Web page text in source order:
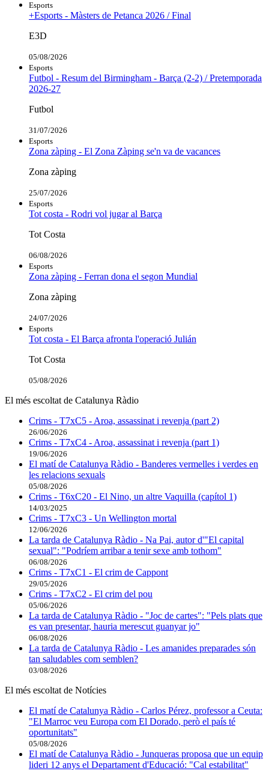
Esports
+Esports - Màsters de Petanca 2026 / Final
E3D
05/08/2026
Esports
Futbol - Resum del Birmingham - Barça (2-2) / Pretemporada
2026-27
Futbol
31/07/2026
Esports
Zona zàping - El Zona Zàping se'n va de vacances
Zona zàping
25/07/2026
Esports
Tot costa - Rodri vol jugar al Barça
Tot Costa
06/08/2026
Esports
Zona zàping - Ferran dona el segon Mundial
Zona zàping
24/07/2026
Esports
Tot costa - El Barça afronta l'operació Julián
Tot Costa
05/08/2026
El més escoltat de Catalunya Ràdio
Crims - T7xC5 - Aroa, assassinat i revenja (part 2)
26/06/2026
Crims - T7xC4 - Aroa, assassinat i revenja (part 1)
19/06/2026
El matí de Catalunya Ràdio - Banderes vermelles i verdes en
les relacions sexuals
05/08/2026
Crims - T6xC20 - El Nino, un altre Vaquilla (capítol 1)
14/03/2025
Crims - T7xC3 - Un Wellington mortal
12/06/2026
La tarda de Catalunya Ràdio - Na Pai, autor d'"El capital
sexual": "Podríem arribar a tenir sexe amb tothom"
06/08/2026
Crims - T7xC1 - El crim de Cappont
29/05/2026
Crims - T7xC2 - El crim del pou
05/06/2026
La tarda de Catalunya Ràdio - "Joc de cartes": "Pels plats que
es van presentar, hauria merescut guanyar jo"
06/08/2026
La tarda de Catalunya Ràdio - Les amanides preparades són
tan saludables com semblen?
03/08/2026
El més escoltat de Notícies
El matí de Catalunya Ràdio - Carlos Pérez, professor a Ceuta:
"El Marroc veu Europa com El Dorado, però el país té
oportunitats"
05/08/2026
El matí de Catalunya Ràdio - Junqueras proposa que un equip
lideri 12 anys el Departament d'Educació: "Cal estabilitat"